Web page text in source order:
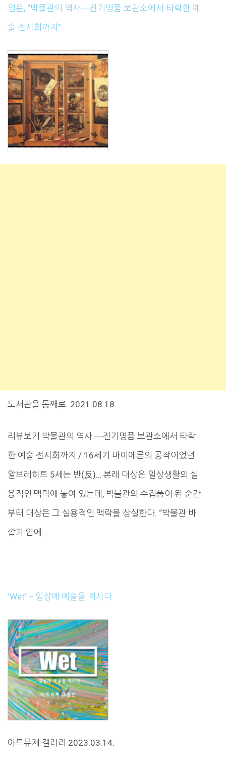
입문, “박물관의 역사―진기명품 보관소에서 타락한 예
술 전시회까지”
도서관을 통째로. 2021.08.18.
리뷰보기 박물관의 역사 ―진기명품 보관소에서 타락
한 예술 전시회까지 / 16세기 바이에른의 공작이었던
알브레히트 5세는 반(反)… 본래 대상은 일상생활의 실
용적인 맥락에 놓여 있는데, 박물관의 수집품이 된 순간
부터 대상은 그 실용적인 맥락을 상실한다. “박물관 바
깥과 안에…
‘Wet’ – 일상에 예술을 적시다
아트뮤제 갤러리 2023.03.14.